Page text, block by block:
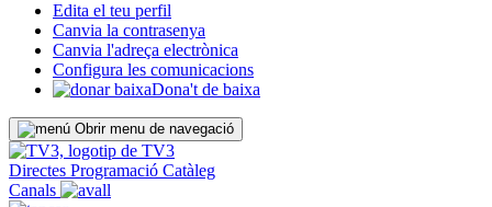
Edita el teu perfil
Canvia la contrasenya
Canvia l'adreça electrònica
Configura les comunicacions
Dona't de baixa
Obrir menu de navegació
Directes Programació Catàleg
Canals